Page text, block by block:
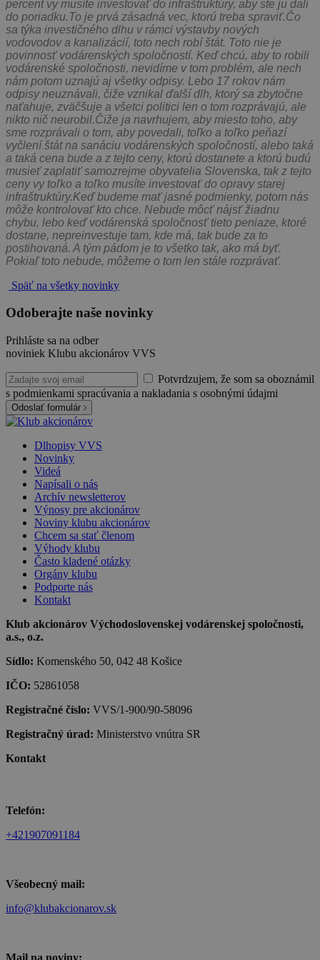
percent vy musíte investovať do infraštruktúry, aby ste ju dali
do poriadku.To je prvá zásadná vec, ktorú treba spraviť.Čo
sa týka investičného dlhu v rámci výstavby nových
vodovodov a kanalizácií, toto nech robí štát. Toto nie je
povinnosť vodárenských spoločností. Keď chcú, aby to robili
vodárenské spoločnosti, nevidíme v tom problém, ale nech
nám potom uznajú aj všetky odpisy. Lebo 17 rokov nám
odpisy neuznávali, čiže vznikal ďalší dlh, ktorý sa zbytočne
naťahuje, zväčšuje a všetci politici len o tom rozprávajú, ale
nikto nič neurobil.Čiže ja navrhujem, aby miesto toho, aby
sme rozprávali o tom, aby povedali, toľko a toľko peňazí
vyčlení štát na sanáciu vodárenských spoločností, alebo taká
a taká cena bude a z tejto ceny, ktorú dostanete a ktorú budú
musieť zaplatiť samozrejme obyvatelia Slovenska, tak z tejto
ceny vy toľko a toľko musíte investovať do opravy starej
infraštruktúry.Keď budeme mať jasné podmienky, potom nás
môže kontrolovať kto chce. Nebude môcť nájsť žiadnu
chybu, lebo keď vodárenská spoločnosť tieto peniaze, ktoré
dostane, nepreinvestuje tam, kde má, tak bude za to
postihovaná. A tým pádom je to všetko tak, ako má byť.
Pokiaľ toto nebude, môžeme o tom len stále rozprávať.
Späť na všetky novinky
Odoberajte naše novinky
Prihláste sa na odber
noviniek Klubu akcionárov VVS
Potvrdzujem, že som sa oboznámil
s podmienkami spracúvania a nakladania s osobnými údajmi
Odoslať formulár
Dlhopisy VVS
Novinky
Videá
Napísali o nás
Archív newsletterov
Výnosy pre akcionárov
Noviny klubu akcionárov
Chcem sa stať členom
Výhody klubu
Často kladené otázky
Orgány klubu
Podporte nás
Kontakt
Klub akcionárov Východoslovenskej vodárenskej spoločnosti,
a.s., o.z.
Sídlo: Komenského 50, 042 48 Košice
IČO: 52861058
Registračné číslo: VVS/1-900/90-58096
Registračný úrad: Ministerstvo vnútra SR
Kontakt
Telefón:
+421907091184
Všeobecný mail:
info@klubakcionarov.sk